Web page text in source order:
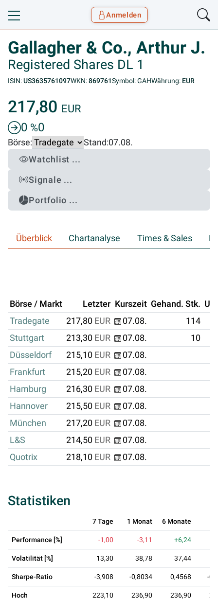
Toggle navigation
Anmelden
Gallagher & Co., Arthur J.
Registered Shares DL 1
ISIN:US3635761097WKN:869761Symbol: GAHWährung: EUR
217,80 EUR
0 %0
Börse: Stand:07.08.
Watchlist ...
Signale ...
Portfolio ...
Überblick Chartanalyse Times & Sales
Börse / Markt Letzter Kurszeit Gehand. Stk.
Tradegate
217,80 EUR 07.08. 114
Stuttgart
213,30 EUR 07.08.
10
Düsseldorf
215,10 EUR
07.08.
Frankfurt
215,20 EUR
07.08.
Hamburg
216,30 EUR
07.08.
Hannover
215,50 EUR
07.08.
München
217,20 EUR
07.08.
L&S
214,50 EUR
07.08.
Quotrix
218,10 EUR 07.08.
Statistiken
7 Tage 1 Monat 6 Monate
Performance [%] -1,00 -3,11 +6,24
Volatilität [%] 13,30 38,78 37,44
Sharpe-Ratio -3,908 -0,8034 0,4568 -
Hoch 223,10 236,90 236,90